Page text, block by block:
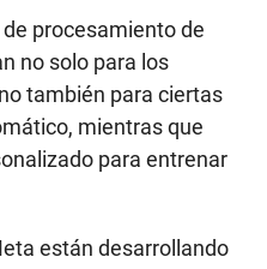
procesamiento de
no solo para los
también para ciertas
mientras que
para entrenar
están desarrollando